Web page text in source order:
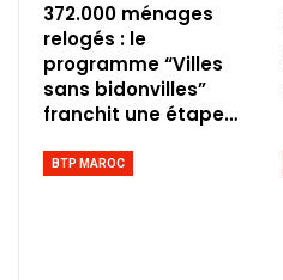
372.000 ménages
relogés : le
programme “Villes
sans bidonvilles”
franchit une étape…
BTP MAROC